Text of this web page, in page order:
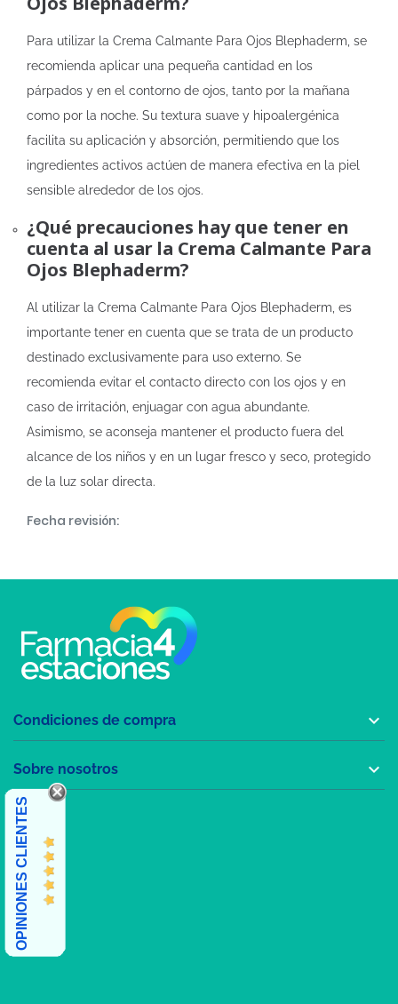
Para utilizar la Crema Calmante Para Ojos Blephaderm, se
recomienda aplicar una pequeña cantidad en los
párpados y en el contorno de ojos, tanto por la mañana
como por la noche. Su textura suave y hipoalergénica
facilita su aplicación y absorción, permitiendo que los
ingredientes activos actúen de manera efectiva en la piel
sensible alrededor de los ojos.
¿Qué precauciones hay que tener en
cuenta al usar la Crema Calmante Para
Ojos Blephaderm?
Al utilizar la Crema Calmante Para Ojos Blephaderm, es
importante tener en cuenta que se trata de un producto
destinado exclusivamente para uso externo. Se
recomienda evitar el contacto directo con los ojos y en
caso de irritación, enjuagar con agua abundante.
Asimismo, se aconseja mantener el producto fuera del
alcance de los niños y en un lugar fresco y seco, protegido
de la luz solar directa.
Fecha revisión:
Condiciones de compra 
Sobre nosotros 
OPINIONES CLIENTES